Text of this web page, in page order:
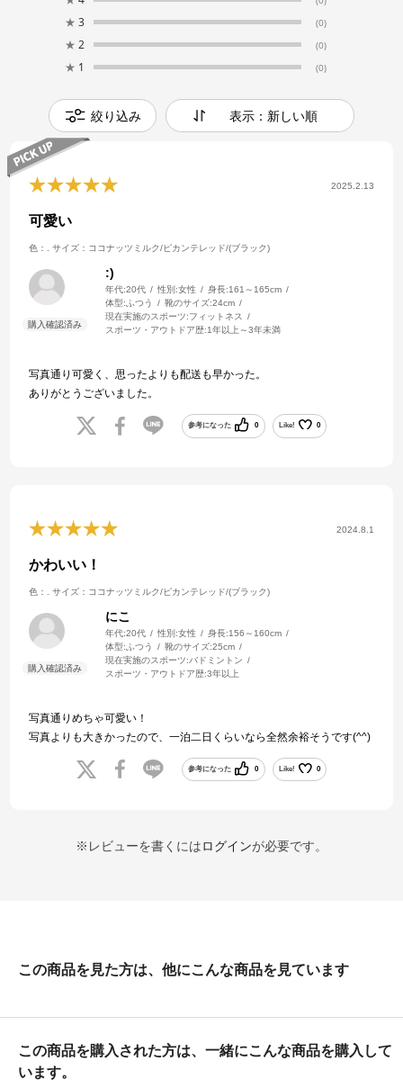
★ 3 (0)
★ 2 (0)
★ 1 (0)
絞り込み 表示：新しい順
2025.2.13
可愛い
色：. サイズ：ココナッツミルク/ピカンテレッド/(ブラック)
:)
年代:20代 性別:女性 身長:161～165cm
体型: ふつう 靴のサイズ:24cm
現在実施のスポーツ:フィットネス
スポーツ・アウトドア歴:1年以上～3年未満
写真通り可愛く、思ったよりも配送も早かった。
ありがとうございました。
参考になった 0 Like! 0
2024.8.1
かわいい！
色：. サイズ：ココナッツミルク/ピカンテレッド/(ブラック)
にこ
年代:20代 性別:女性 身長:156～160cm
体型: ふつう 靴のサイズ:25cm
現在実施のスポーツ:バドミントン
スポーツ・アウトドア歴:3年以上
写真通りめちゃ可愛い！
写真よりも大きかったので、一泊二日くらいなら全然余裕そうです(^^)
参考になった 0 Like! 0
※レビューを書くにはログインが必要です。
この商品を見た方は、他にこんな商品を見ています
この商品を購入された方は、一緒にこんな商品を購入して
います。